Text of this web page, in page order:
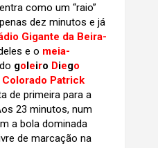
como um “raio”
dez minutos e já
Gigante da Beira-
e o meia-
goleiro Diego
Patrick
de primeira para a
23 minutos, num
a bola dominada
de marcação na